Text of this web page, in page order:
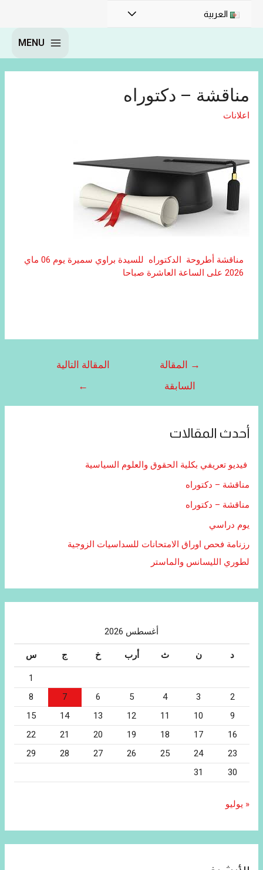
العربية
MENU
مناقشة – دكتوراه
اعلانات
مناقشة أطروحة الدكتوراه للسيدة براوي سميرة يوم 06 ماي
2026 على الساعة العاشرة صباحا
→ المقالة
السابقة
المقالة التالية
←
أحدث المقالات
فيديو تعريفي بكلية الحقوق والعلوم السياسية
مناقشة – دكتوراه
مناقشة – دكتوراه
يوم دراسي
رزنامة فحص اوراق الامتحانات للسداسيات الزوجية
لطوري الليسانس والماستر
أغسطس 2026
د ن ث أرب خ ج س
1
2
3
4
5
6
7
8
9
10
11
12
13
14
15
16
17
18
19
20
21
22
23
24
25
26
27
28
29
30
31
« يوليو